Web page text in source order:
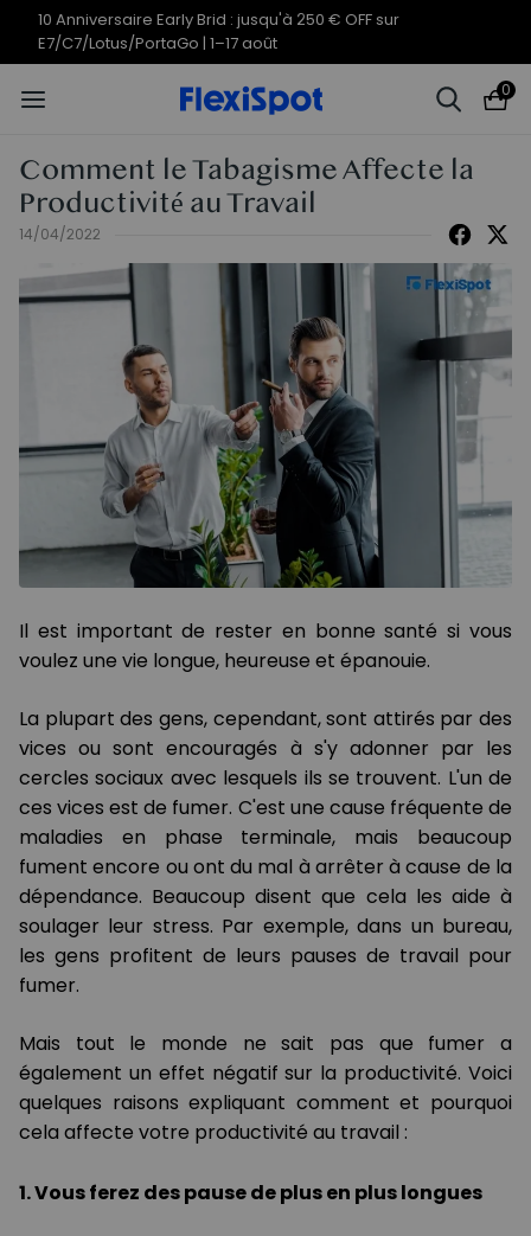
Offres du 10e anniversaire | C7
Morpher dès 579,99 €
Termine en 08j
0
Comment le Tabagisme Affecte la
Productivité au Travail
14/04/2022
Il est important de rester en bonne santé si vous
voulez une vie longue, heureuse et épanouie.
La plupart des gens, cependant, sont attirés par des
vices ou sont encouragés à s'y adonner par les
cercles sociaux avec lesquels ils se trouvent. L'un de
ces vices est de fumer. C'est une cause fréquente de
maladies en phase terminale, mais beaucoup
fument encore ou ont du mal à arrêter à cause de la
dépendance. Beaucoup disent que cela les aide à
soulager leur stress. Par exemple, dans un bureau,
les gens profitent de leurs pauses de travail pour
fumer.
Mais tout le monde ne sait pas que fumer a
également un effet négatif sur la productivité. Voici
quelques raisons expliquant comment et pourquoi
cela affecte votre productivité au travail :
1. Vous ferez des pause de plus en plus longues